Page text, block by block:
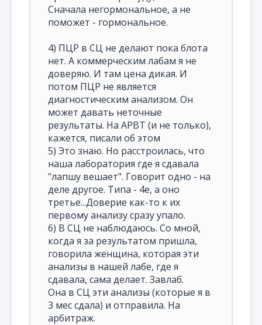
Сначала негормональное, а не
поможет - гормональное.
4) ПЦР в СЦ не делают пока блота
нет. А коммерческим лабам я не
доверяю. И там цена дикая. И
потом ПЦР не является
диагностическим анализом. Он
может давать неточные
результаты. На АРВТ (и не только),
кажется, писали об этом
5) Это знаю. Но расстроилась, что
наша лаборатория где я сдавала
"лапшу вешает". Говорит одно - на
деле другое. Типа - 4е, а оно
третье...Доверие как-то к их
первому анализу сразу упало.
6) В СЦ не наблюдаюсь. Со мной,
когда я за результатом пришла,
говорила женщина, которая эти
анализы в нашей лабе, где я
сдавала, сама делает. Завлаб.
Она в СЦ эти анализы (которые я в
3 мес сдала) и отправила. На
арбитраж.